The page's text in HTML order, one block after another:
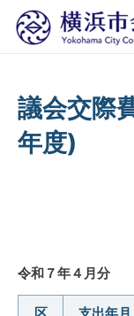
議会交際
年度)
令和７年４月分